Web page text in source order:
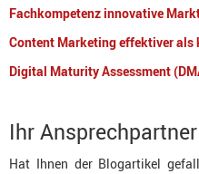
Fachkompetenz innovative
Content Marketing effektiver als
Digital Maturity Assessment
Ihr Ansprechpartner
Hat Ihnen der Blogartikel